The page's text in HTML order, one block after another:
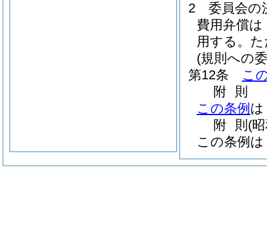
2
委員会の
費用弁償は
用する。
(規則への
第12条
こ
附 則
この条例 は
附 則 (
この条例